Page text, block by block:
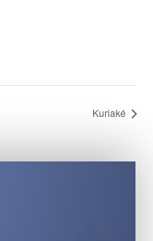
Kuriaké